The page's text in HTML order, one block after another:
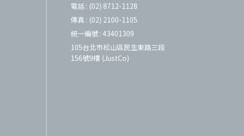
電話 : (02) 8712-1128
傳真 : (02) 2100-1105
統一編號 : 43401309
105台北市松山區民生東路三段
156號9樓 (JustCo)